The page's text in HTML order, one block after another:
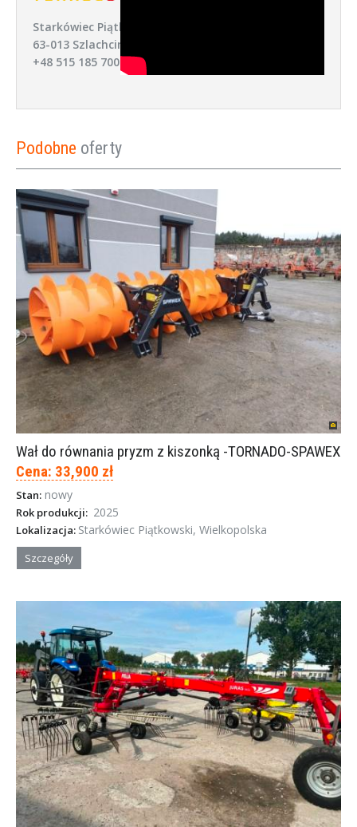
Starkówiec Piątkowski 52,
63-013 Szlachcin
+48 515 185 700
Podobne oferty
Wał do równania pryzm z kiszonką -TORNADO-SPAWEX
Cena: 33,900 zł
Stan: nowy
Rok produkcji: 2025
Lokalizacja: Starkówiec Piątkowski, Wielkopolska
Szczegóły